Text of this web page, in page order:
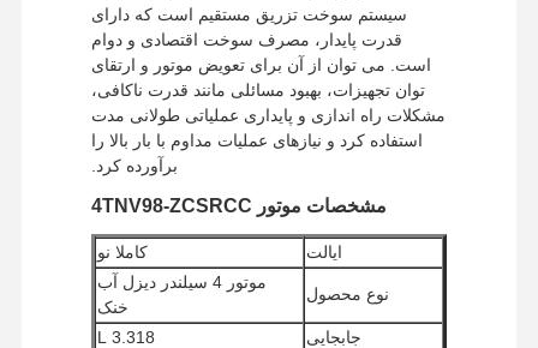
سیستم سوخت تزریق مستقیم است که دارای
قدرت پایدار، مصرف سوخت اقتصادی و دوام
است. می توان از آن برای تعویض موتور و ارتقای
توان تجهیزات، بهبود مسائلی مانند قدرت ناکافی،
مشکلات راه اندازی و پایداری عملیاتی طولانی مدت
استفاده کرد و نیازهای عملیات مداوم با بار بالا را
برآورده کرد.
مشخصات موتور 4TNV98-ZCSRCC
ایالت کاملا نو
نوع محصول
موتور 4 سیلندر دیزل آب
خنک
جابجایی
3.318 L